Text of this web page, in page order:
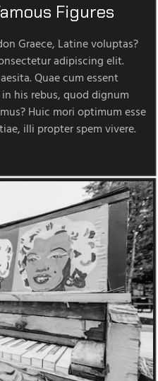
Figures
Graece, Latine voluptas?
adipiscing elit.
Quae cum essent
his rebus, quod dignum
Huic mori optimum esse
illi propter spem vivere.